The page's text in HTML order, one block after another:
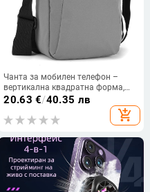
Чанта за мобилен телефон –
вертикална квадратна форма,
Oxford плат, цип, неутрален
дизайн, градски минимализъм
20.63 €/40.35 лв
add_shopping_cart